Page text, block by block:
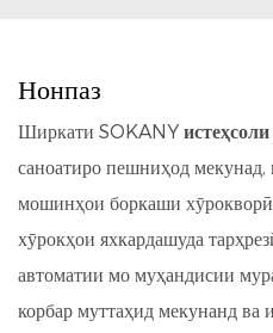
Нонпаз
Ширкати SOKANY
саноатиро пешниҳод мекунад,
мошинҳои боркаши хӯрокворӣ
хӯрокҳои яхкардашуда
автоматии мо муҳандисии
корбар муттаҳид мекунанд ва